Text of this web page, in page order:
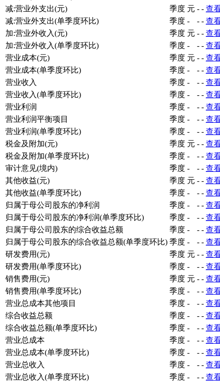
减:营业外支出(元)
季度 元 - - 查
减:营业外支出(单季度环比)
季度 - - - 查
加:营业外收入(元)
季度 元 - - 查
加:营业外收入(单季度环比)
季度 - - - 查
营业成本(元)
季度 元 - - 查
营业成本(单季度环比)
季度 - - - 查
营业收入
季度 - - - 查
营业收入(单季度环比)
季度 - - - 查
营业利润
季度 - - - 查
营业利润平衡项目
季度 - - - 查
营业利润(单季度环比)
季度 - - - 查
税金及附加(元)
季度 元 - - 查
税金及附加(单季度环比)
季度 - - - 查
审计意见(境内)
季度 - - - 查
其他收益(元)
季度 元 - - 查
其他收益(单季度环比)
季度 - - - 查
归属于母公司股东的净利润
季度 - - - 查
归属于母公司股东的净利润(单季度环比)
季度 - - - 查
归属于母公司股东的综合收益总额
季度 - - - 查
归属于母公司股东的综合收益总额(单季度环比) 季度 - - - 查
研发费用(元)
季度 元 - - 查
研发费用(单季度环比)
季度 - - - 查
销售费用(元)
季度 元 - - 查
销售费用(单季度环比)
季度 - - - 查
营业总成本其他项目
季度 - - - 查
综合收益总额
季度 - - - 查
综合收益总额(单季度环比)
季度 - - - 查
营业总成本
季度 - - - 查
营业总成本(单季度环比)
季度 - - - 查
营业总收入
季度 - - - 查
营业总收入(单季度环比)
季度 - - - 查